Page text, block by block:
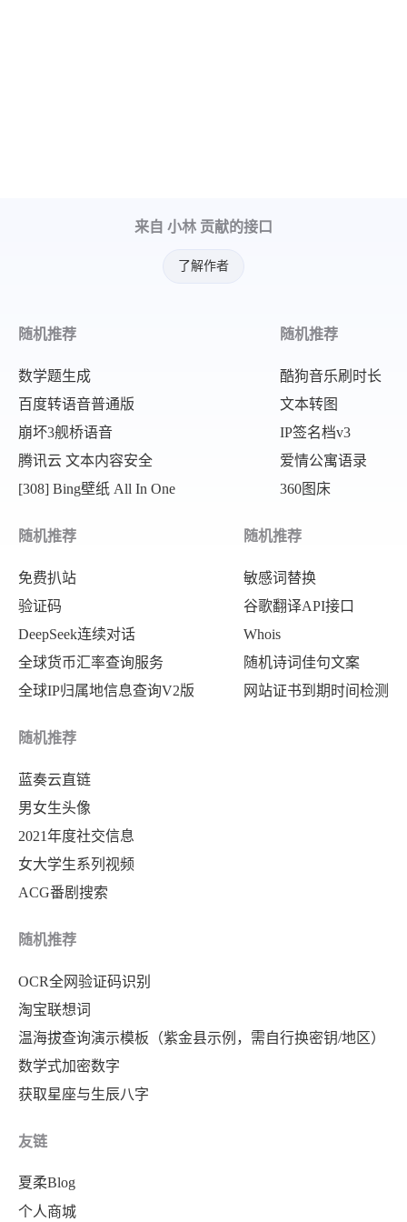
来自 小林 贡献的接口
了解作者
随机推荐
数学题生成
百度转语音普通版
崩坏3舰桥语音
腾讯云 文本内容安全
[308] Bing壁纸 All In One
随机推荐
酷狗音乐刷时长
文本转图
IP签名档v3
爱情公寓语录
360图床
随机推荐
免费扒站
验证码
DeepSeek连续对话
全球货币汇率查询服务
全球IP归属地信息查询V2版
随机推荐
敏感词替换
谷歌翻译API接口
Whois
随机诗词佳句文案
网站证书到期时间检测
随机推荐
蓝奏云直链
男女生头像
2021年度社交信息
女大学生系列视频
ACG番剧搜索
随机推荐
OCR全网验证码识别
淘宝联想词
温海拔查询演示模板（紫金县示例，需自行换密钥/地区）
数学式加密数字
获取星座与生辰八字
友链
夏柔Blog
个人商城